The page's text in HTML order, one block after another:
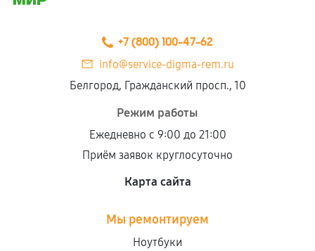
+7 (800) 100-47-62
info@service-digma-rem.ru
Белгород, Гражданский просп., 10
Режим работы
Ежедневно с 9:00 до 21:00
Приём заявок круглосуточно
Карта сайта
Мы ремонтируем
Ноутбуки